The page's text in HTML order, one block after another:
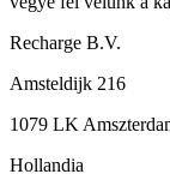
Recharge B.V.
Amsteldijk 216
1079 LK
Hollandia